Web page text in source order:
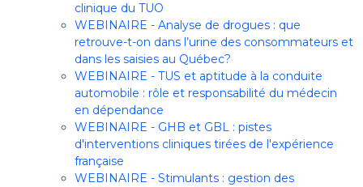
clinique du TUO
WEBINAIRE - Analyse de drogues : que
retrouve-t-on dans l’urine des consommateurs et
dans les saisies au Québec?
WEBINAIRE - TUS et aptitude à la conduite
automobile : rôle et responsabilité du médecin
en dépendance
WEBINAIRE - GHB et GBL : pistes
d'interventions cliniques tirées de l'expérience
française
WEBINAIRE - Stimulants : gestion des